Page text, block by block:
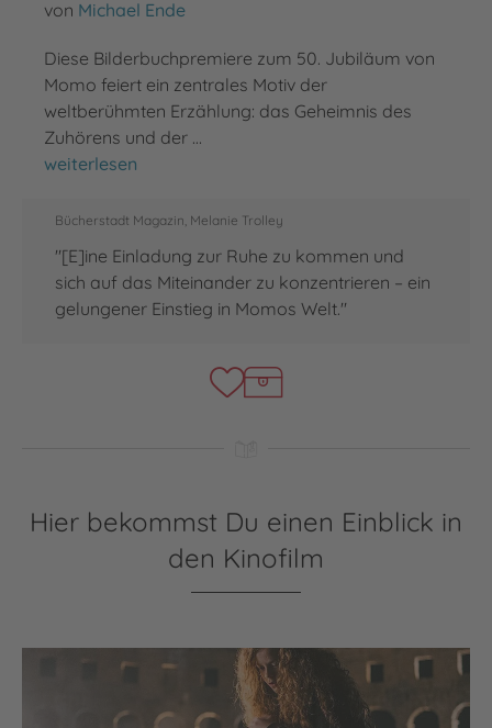
von Michael Ende
Diese Bilderbuchpremiere zum 50. Jubiläum von
Momo feiert ein zentrales Motiv der
weltberühmten Erzählung: das Geheimnis des
Zuhörens und der …
Momo
weiterlesen
Bücherstadt Magazin, Melanie Trolley
"[E]ine Einladung zur Ruhe zu kommen und
sich auf das Miteinander zu konzentrieren – ein
gelungener Einstieg in Momos Welt."
Hier bekommst Du einen Einblick in
den Kinofilm